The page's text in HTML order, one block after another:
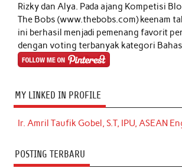
Rizky dan Alya. Pada ajang Kompetisi
The Bobs (www.thebobs.com) keenam
ini berhasil menjadi pemenang favorit
dengan voting terbanyak kategori
MY LINKED IN PROFILE
Ir. Amril Taufik Gobel, S.T, IPU, ASEAN
POSTING TERBARU